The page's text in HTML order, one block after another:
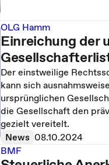
OLG Hamm
Einreichung der
Der einstweilige
kann sich
ursprünglichen
die Gesellschaft den
gezielt vereitelt.
News 08.10.2024
BMF